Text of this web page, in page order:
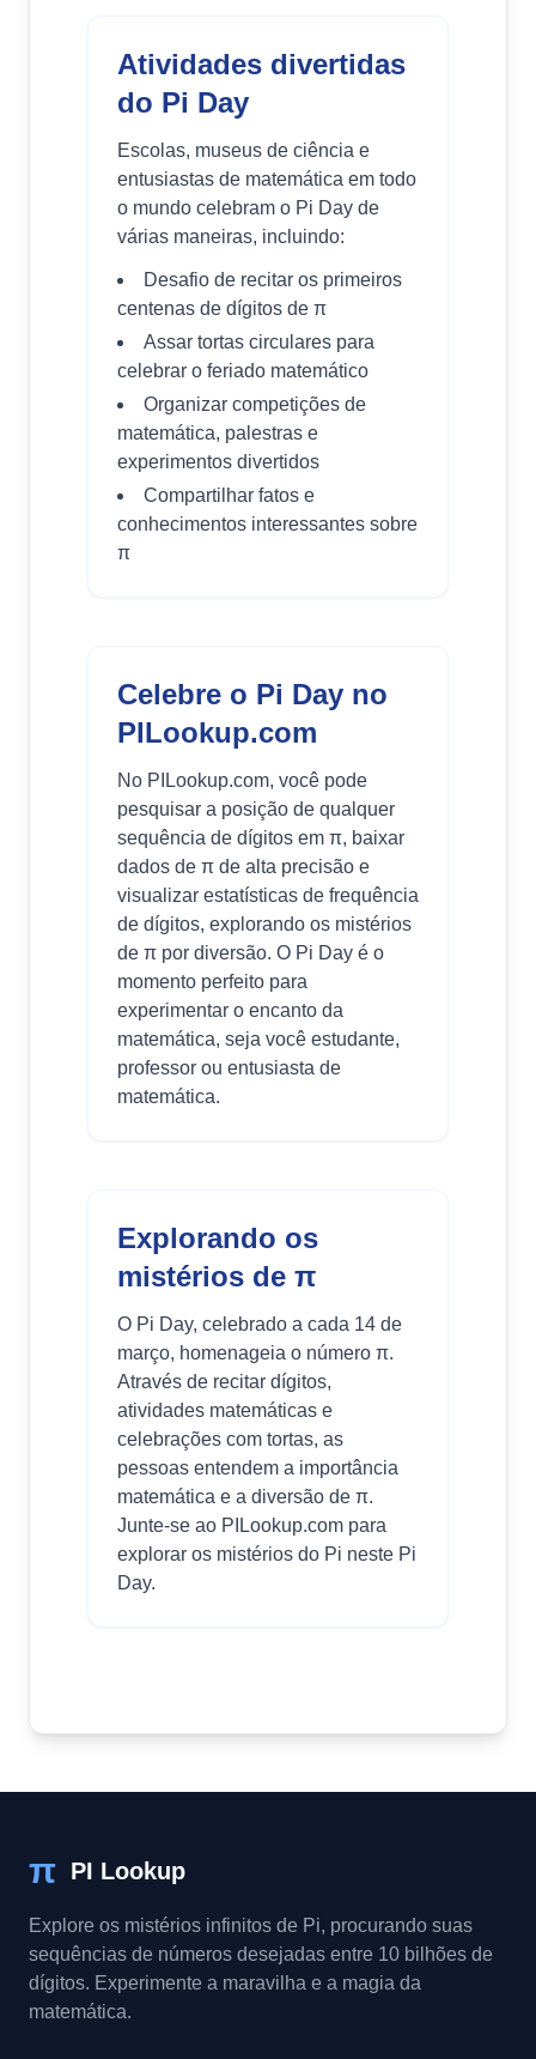
Atividades divertidas
do Pi Day
Escolas, museus de ciência e
entusiastas de matemática em todo
o mundo celebram o Pi Day de
várias maneiras, incluindo:
Desafio de recitar os primeiros
centenas de dígitos de π
Assar tortas circulares para
celebrar o feriado matemático
Organizar competições de
matemática, palestras e
experimentos divertidos
Compartilhar fatos e
conhecimentos interessantes sobre
π
Celebre o Pi Day no
PILookup.com
No PILookup.com, você pode
pesquisar a posição de qualquer
sequência de dígitos em π, baixar
dados de π de alta precisão e
visualizar estatísticas de frequência
de dígitos, explorando os mistérios
de π por diversão. O Pi Day é o
momento perfeito para
experimentar o encanto da
matemática, seja você estudante,
professor ou entusiasta de
matemática.
Explorando os
mistérios de π
O Pi Day, celebrado a cada 14 de
março, homenageia o número π.
Através de recitar dígitos,
atividades matemáticas e
celebrações com tortas, as
pessoas entendem a importância
matemática e a diversão de π.
Junte-se ao PILookup.com para
explorar os mistérios do Pi neste Pi
Day.
π PI Lookup
Explore os mistérios infinitos de Pi, procurando suas
sequências de números desejadas entre 10 bilhões de
dígitos. Experimente a maravilha e a magia da
matemática.